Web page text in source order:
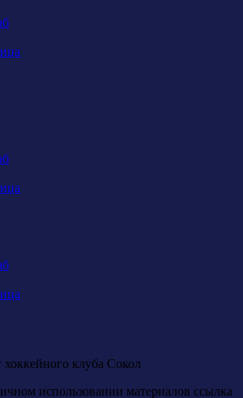
клуба Сокол
использовании материалов ссылка